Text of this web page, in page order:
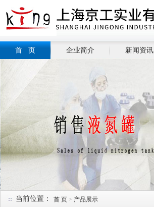
首 页 企业简介 新闻资讯
当前位置： 首 页 > 产品展示